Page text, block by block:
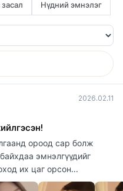
Нүдний эмнэлэг
2026.02.11
ороод сар болж
эмнэлгүүдийг
их цаг орсон...